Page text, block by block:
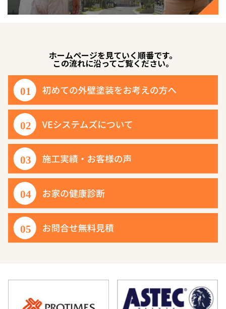
ホームページを見ていく順番です。
この流れに沿ってご覧ください。